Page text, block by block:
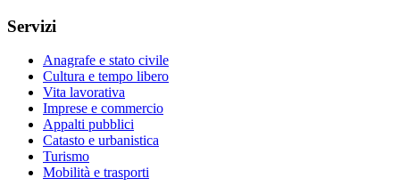
Servizi
Anagrafe e stato civile
Cultura e tempo libero
Vita lavorativa
Imprese e commercio
Appalti pubblici
Catasto e urbanistica
Turismo
Mobilità e trasporti